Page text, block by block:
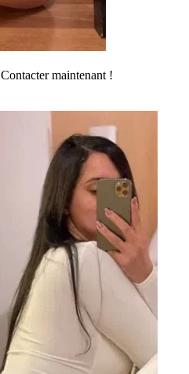
Contacter maintenant !